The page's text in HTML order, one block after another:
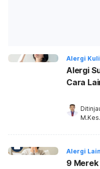
Alergi
Alergi
Cara
M.Kes.
Alergi
9